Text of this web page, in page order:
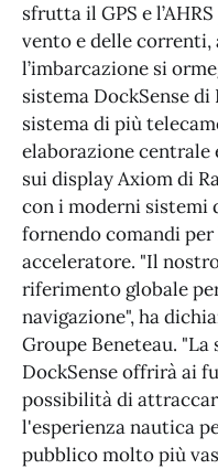
sfrutta il GPS e
vento e delle correnti,
l’imbarcazione si
sistema DockSense
sistema di più
elaborazione centrale
sui display Axiom di
con i moderni sistemi
fornendo comandi
acceleratore. "Il
riferimento globale
navigazione", ha
Groupe Beneteau.
DockSense offrirà ai
possibilità di
l'esperienza nautica
pubblico molto più